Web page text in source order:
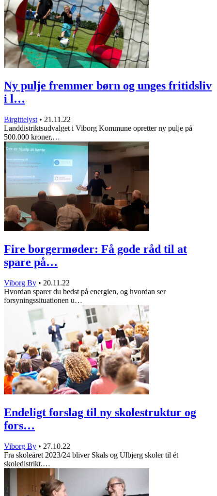
Ny pulje fremmer børn og unges fritidsliv
i l…
Birgittelyst • 21.11.22
Landdistriktsudvalget i Viborg Kommune opretter ny pulje på
500.000 kroner,…
Fire borgermøder: Få gode råd til at
spare på…
Viborg By • 20.11.22
Hvordan sparer du bedst på energien, og hvordan ser
forsyningssituationen u…
Endeligt forslag til ny skolestruktur og
fors…
Viborg By • 27.10.22
Fra skoleåret 2023/24 bliver Skals og Ulbjerg skoler til ét
skoledistrikt.…